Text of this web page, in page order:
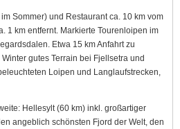
Sommer) und Restaurant ca. 10 km vom
1 km entfernt. Markierte Tourenloipen im
Etwa 15 km Anfahrt zu
gutes Terrain bei Fjellsetra und
Loipen und Langlaufstrecken,
Hellesylt (60 km) inkl. großartiger
angeblich schönsten Fjord der Welt, den